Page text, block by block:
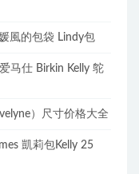
風的包袋 Lindy包
马仕 Birkin Kelly 鸵
）尺寸价格大全
凱莉包Kelly 25